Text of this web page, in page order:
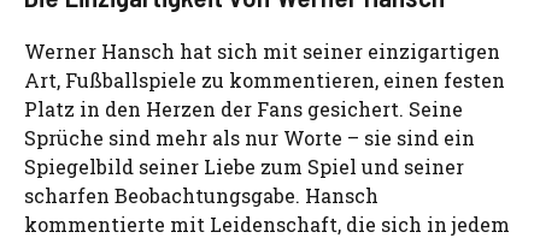
Werner Hansch hat sich mit seiner einzigartigen
Art, Fußballspiele zu kommentieren, einen festen
Platz in den Herzen der Fans gesichert. Seine
Sprüche sind mehr als nur Worte – sie sind ein
Spiegelbild seiner Liebe zum Spiel und seiner
scharfen Beobachtungsgabe. Hansch
kommentierte mit Leidenschaft, die sich in jedem